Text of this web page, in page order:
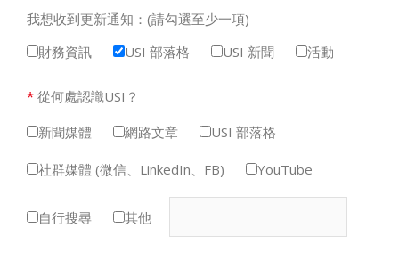
我想收到更新通知：(請勾選至少一項)
財務資訊
USI 部落格 USI 新聞 活動
* 從何處認識USI？
新聞媒體
網路文章 USI 部落格
社群媒體 (微信、LinkedIn、FB) YouTube
自行搜尋 其他